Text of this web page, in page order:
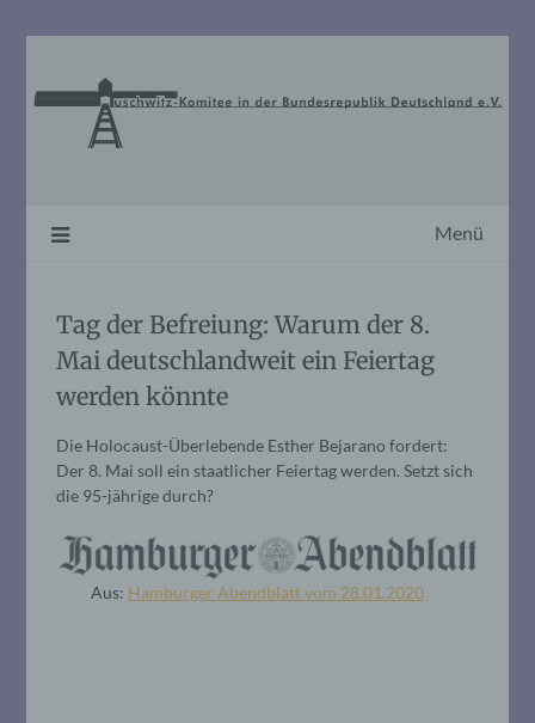
Menü
Tag der Befreiung: Warum der 8.
Mai deutschlandweit ein Feiertag
werden könnte
Die Holocaust-Überlebende Esther Bejarano fordert:
Der 8. Mai soll ein staatlicher Feiertag werden. Setzt sich
die 95-jährige durch?
Aus: Hamburger Abendblatt vom 28.01.2020